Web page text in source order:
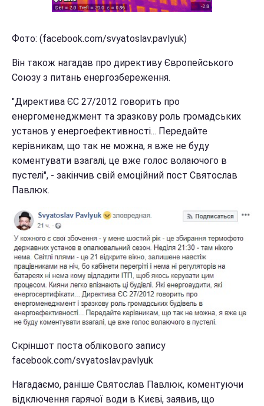
Фото: (facebook.com/svyatoslav.pavlyuk)
Він також нагадав про директиву Європейського
Союзу з питань енергозбереження.
"Директива ЄС 27/2012 говорить про
енергоменеджмент та зразкову роль громадських
установ у енергоефективності... Передайте
керівникам, що так не можна, я вже не буду
коментувати взагалі, це вже голос волаючого в
пустелі", - закінчив свій емоційний пост Святослав
Павлюк.
Скріншот поста облікового запису
facebook.com/svyatoslav.pavlyuk
Нагадаємо, раніше Святослав Павлюк, коментуючи
відключення гарячої води в Києві, заявив, що